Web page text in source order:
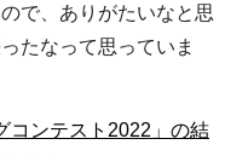
で、ありがたいなと思
たなって思っていま
コンテスト2022」の結